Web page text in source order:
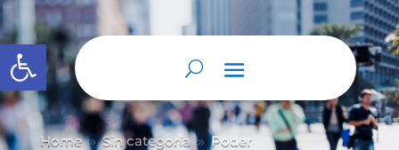
Abrir barra de herramientas
Home 9 Sin categoría 9 Poder